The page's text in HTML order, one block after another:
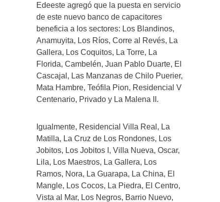
Edeeste agregó que la puesta en servicio
de este nuevo banco de capacitores
beneficia a los sectores: Los Blandinos,
Anamuyita, Los Ríos, Corre al Revés, La
Gallera, Los Coquitos, La Torre, La
Florida, Cambelén, Juan Pablo Duarte, El
Cascajal, Las Manzanas de Chilo Puerier,
Mata Hambre, Teófila Pion, Residencial V
Centenario, Privado y La Malena II.
Igualmente, Residencial Villa Real, La
Matilla, La Cruz de Los Rondones, Los
Jobitos, Los Jobitos I, Villa Nueva, Oscar,
Lila, Los Maestros, La Gallera, Los
Ramos, Nora, La Guarapa, La China, El
Mangle, Los Cocos, La Piedra, El Centro,
Vista al Mar, Los Negros, Barrio Nuevo,